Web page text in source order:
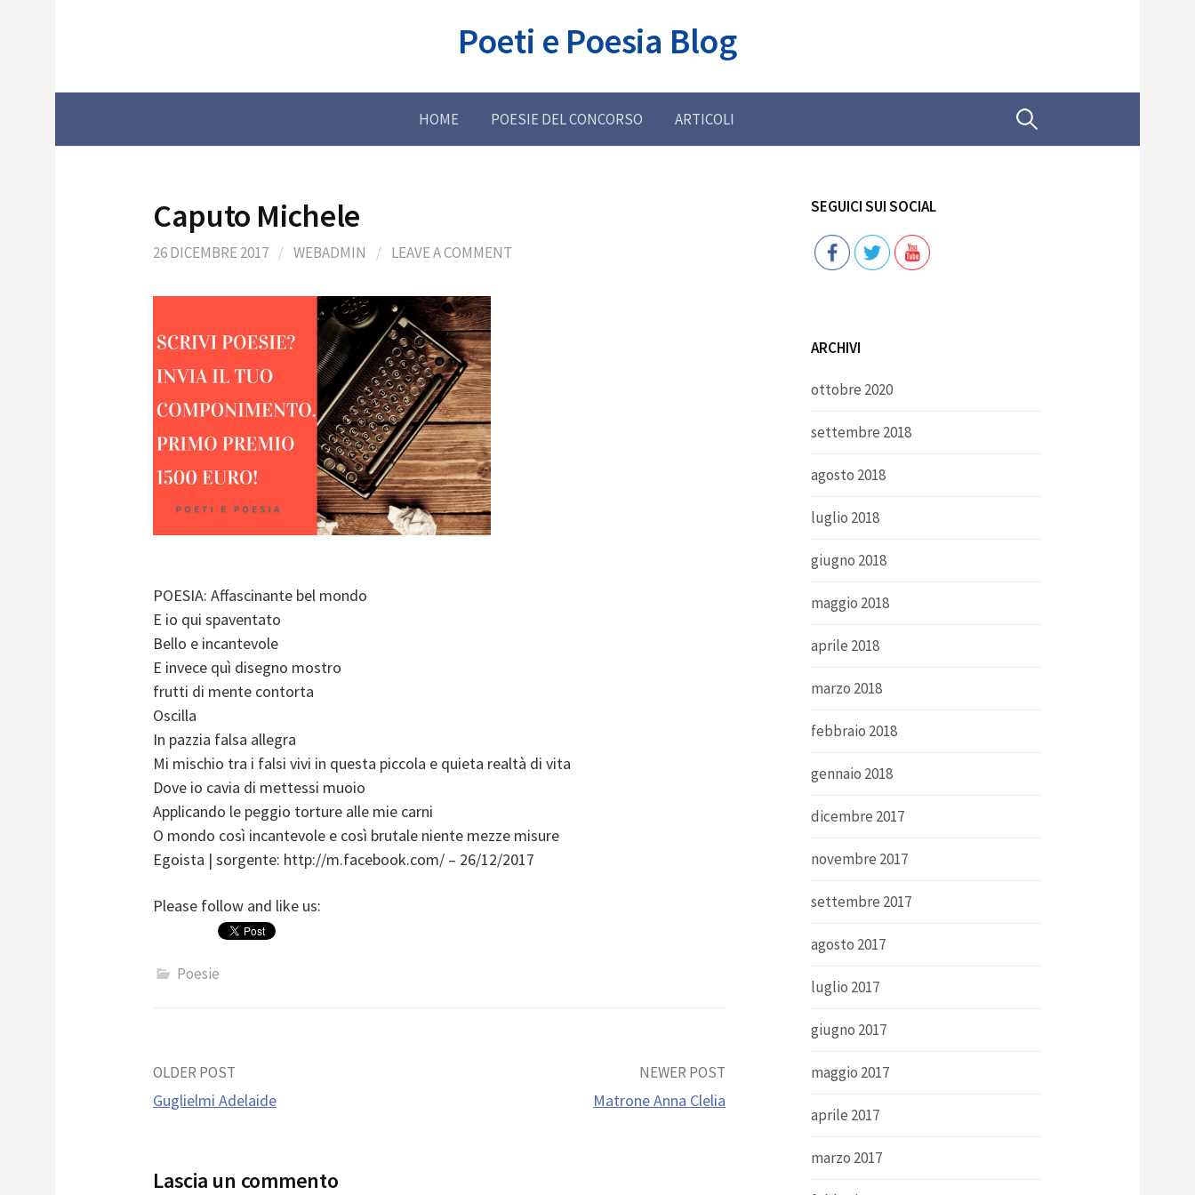
Poeti e Poesia Blog
HOME POESIE DEL CONCORSO ARTICOLI Ricerca
Caputo Michele
26 DICEMBRE 2017 / WEBADMIN / LEAVE A COMMENT
POESIA: Affascinante bel mondo
E io qui spaventato
Bello e incantevole
E invece quì disegno mostro
frutti di mente contorta
Oscilla
In pazzia falsa allegra
Mi mischio tra i falsi vivi in questa piccola e quieta realtà di vita
Dove io cavia di mettessi muoio
Applicando le peggio torture alle mie carni
O mondo così incantevole e così brutale niente mezze misure
Egoista | sorgente: http://m.facebook.com/ – 26/12/2017
Please follow and like us:
Poesie
Post
OLDER POST
Guglielmi Adelaide
NEWER POST
Matrone Anna Clelia
Lascia un commento
SEGUICI SUI SOCIAL
Follow
ARCHIVI
ottobre 2020
settembre 2018
agosto 2018
luglio 2018
giugno 2018
maggio 2018
aprile 2018
marzo 2018
febbraio 2018
gennaio 2018
dicembre 2017
novembre 2017
settembre 2017
agosto 2017
luglio 2017
giugno 2017
maggio 2017
aprile 2017
marzo 2017